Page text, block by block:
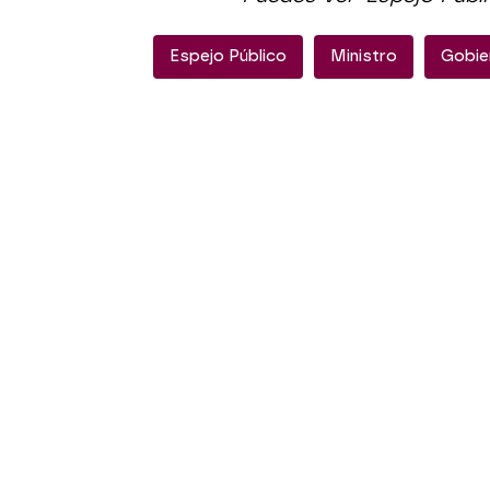
Espejo Público Ministro